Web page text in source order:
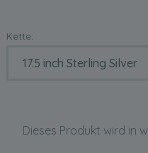
Kette:
Dieses Produkt wird in